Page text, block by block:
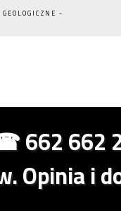
-
662 662
Opinia i